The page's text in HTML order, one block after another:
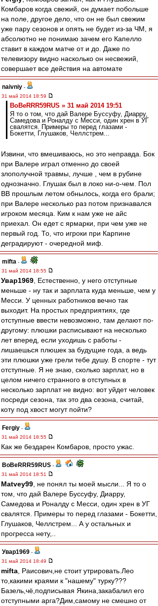
Комбаров когда свежий, он думает побольше
на поле, другое дело, что он не был свежим
уже пару сезонов и опять не будет из-за ЧМ, я
абсолютно не понимаю зачем его Капелло
ставит в каждом матче от и до. Даже по
телевизору видно насколько он несвежий,
совершает все действия на автомате
naivniy -
31 май 2014 18:59
BoBeRRR59RUS » 31 май 2014 19:51
Я то о том, что дай Валере Буссуфу, Диарру,
Самедова и Роналду с Месси, один хрен в УГ
свалятся. Примеры то перед глазами -
Бокетти, Глушаков, Челлстрем...
Извини, что вмешиваюсь, но это неправда. Бок
при Валере играл отменно до своей
злополучной травмы, лучше , чем в рубине
однозначно. Глушак был в локо ни-о-чем. Пол
ВВ прошлым летом обнылось, когда его брали;
при Валере несколько раз потом признавался
игроком месяца. Ким к нам уже не айс
приехал. Он едет с ярмарки, при чем уже не
первый год. То, что игроки при Карпине
деградируют - очередной миф.
mifta -
31 май 2014 18:55
Увар1969 , Естественно, у него отступные
меньше - ну так и зарплата куда меньше, чем у
Месси. У ценных работников вечно так
выходит. На простых предприятиях, где
отступные ввести невозможно, там делают по-
другому: плюшки расписывают на несколько
лет вперед, если уходишь с работы -
лишаешься плюшек за будущие года, а ведь
эти плюшки уже грели тебе душу. В спорте - тут
отступные. Я не знаю, сколько зарплат, но в
целом ничего странного в отступных в
несколько зарплат не видно: вот уйдет человек
посреди сезона, так это два сезона, считай,
коту под хвост могут пойти?
Fergiy -
31 май 2014 18:55
Как же бездарен Комбаров, просто ужас.
BoBeRRR59RUS -
31 май 2014 18:51
Matvey99 , не понял ты моей мысли... Я то о
том, что дай Валере Буссуфу, Диарру,
Самедова и Роналду с Месси, один хрен в УГ
свалятся. Примеры то перед глазами - Бокетти,
Глушаков, Челлстрем... А у остальных и
прогресса нету,..
Увар1969 -
31 май 2014 18:49
mifta , Раисович,не стоит утрировать.Лео
то,какими краями к "нашему" турку???
Базель,чё,подписывая Якина,закабалил его
отступными арга?Дим,самому не смешно от